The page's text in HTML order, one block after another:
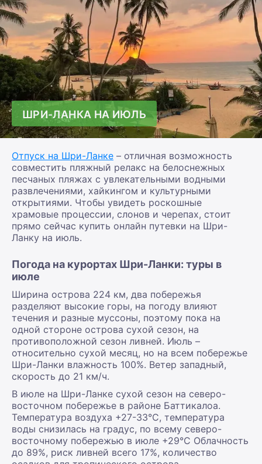
ШРИ-ЛАНКА НА ИЮЛЬ
Отпуск на Шри-Ланке – отличная возможность
совместить пляжный релакс на белоснежных
песчаных пляжах с увлекательными водными
развлечениями, хайкингом и культурными
открытиями. Чтобы увидеть роскошные
храмовые процессии, слонов и черепах, стоит
прямо сейчас купить онлайн путевки на Шри-
Ланку на июль.
Погода на курортах Шри-Ланки: туры в
июле
Ширина острова 224 км, два побережья
разделяют высокие горы, на погоду влияют
течения и разные муссоны, поэтому пока на
одной стороне острова сухой сезон, на
противоположной сезон ливней. Июль –
относительно сухой месяц, но на всем побережье
Шри-Ланки влажность 100%. Ветер западный,
скорость до 21 км/ч.
В июле на Шри-Ланке сухой сезон на северо-
восточном побережье в районе Баттикалоа.
Температура воздуха +27-33°С, температура
воды снизилась на градус, по всему северо-
восточному побережью в июле +29°С Облачность
до 89%, риск ливней всего 17%, количество